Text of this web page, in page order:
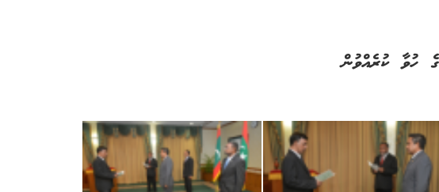
ހުވާ ކުރެއްވުން